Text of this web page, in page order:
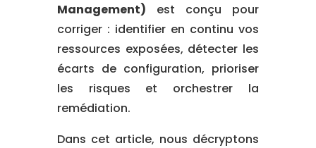
Management) est conçu pour
corriger : identifier en continu vos
ressources exposées, détecter les
écarts de configuration, prioriser
les risques et orchestrer la
remédiation.
Dans cet article, nous décryptons